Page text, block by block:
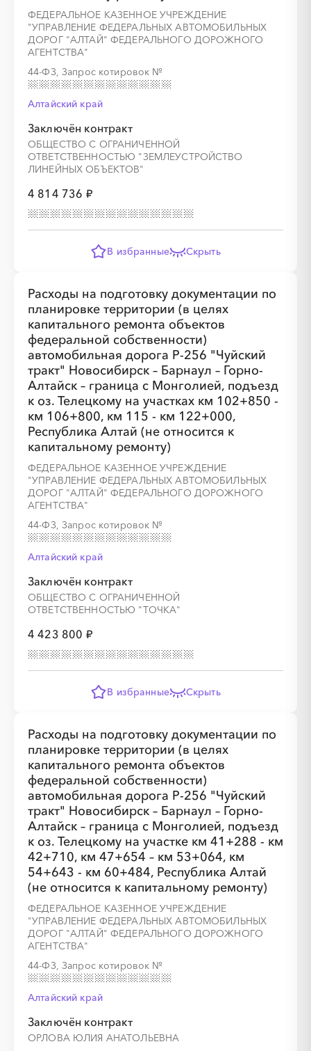
ФЕДЕРАЛЬНОЕ КАЗЕННОЕ УЧРЕЖДЕНИЕ
"УПРАВЛЕНИЕ ФЕДЕРАЛЬНЫХ АВТОМОБИЛЬНЫХ
ДОРОГ "АЛТАЙ" ФЕДЕРАЛЬНОГО ДОРОЖНОГО
АГЕНТСТВА"
44-ФЗ, Запрос котировок №
Алтайский край
Заключён контракт
ОБЩЕСТВО С ОГРАНИЧЕННОЙ
ОТВЕТСТВЕННОСТЬЮ "ЗЕМЛЕУСТРОЙСТВО
ЛИНЕЙНЫХ ОБЪЕКТОВ"
4 814 736 ₽
В избранные Скрыть
Расходы на подготовку документации по
планировке территории (в целях
капитального ремонта объектов
федеральной собственности)
автомобильная дорога Р-256 "Чуйский
тракт" Новосибирск – Барнаул – Горно-
Алтайск – граница с Монголией, подъезд
к оз. Телецкому на участках км 102+850 -
км 106+800, км 115 - км 122+000,
Республика Алтай (не относится к
капитальному ремонту)
ФЕДЕРАЛЬНОЕ КАЗЕННОЕ УЧРЕЖДЕНИЕ
"УПРАВЛЕНИЕ ФЕДЕРАЛЬНЫХ АВТОМОБИЛЬНЫХ
ДОРОГ "АЛТАЙ" ФЕДЕРАЛЬНОГО ДОРОЖНОГО
АГЕНТСТВА"
44-ФЗ, Запрос котировок №
Алтайский край
Заключён контракт
ОБЩЕСТВО С ОГРАНИЧЕННОЙ
ОТВЕТСТВЕННОСТЬЮ "ТОЧКА"
4 423 800 ₽
В избранные Скрыть
Расходы на подготовку документации по
планировке территории (в целях
капитального ремонта объектов
федеральной собственности)
автомобильная дорога Р-256 "Чуйский
тракт" Новосибирск – Барнаул – Горно-
Алтайск – граница с Монголией, подъезд
к оз. Телецкому на участке км 41+288 - км
42+710, км 47+654 – км 53+064, км
54+643 - км 60+484, Республика Алтай
(не относится к капитальному ремонту)
ФЕДЕРАЛЬНОЕ КАЗЕННОЕ УЧРЕЖДЕНИЕ
"УПРАВЛЕНИЕ ФЕДЕРАЛЬНЫХ АВТОМОБИЛЬНЫХ
ДОРОГ "АЛТАЙ" ФЕДЕРАЛЬНОГО ДОРОЖНОГО
АГЕНТСТВА"
44-ФЗ, Запрос котировок №
Алтайский край
Заключён контракт
ОРЛОВА ЮЛИЯ АНАТОЛЬЕВНА
░ ░ ░ ░░░░ ░░ ░
░
░
░
░
░
░ ░ ░ ░░░░ ░ ░░
░
░
░
░
░
░
░░░░ ░░░░░ ░░
░
░
░
░
░
░░░░░ ░░ ░░░░░
░
░
░
░
░
░
░
░
░
░
░
░